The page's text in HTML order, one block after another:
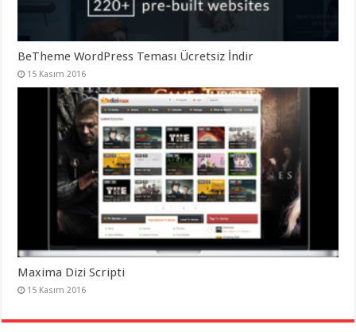
BeTheme WordPress Teması Ücretsiz İndir
15 Kasım 2016
Maxima Dizi Scripti
15 Kasım 2016